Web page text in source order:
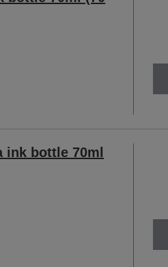
ink bottle 70ml